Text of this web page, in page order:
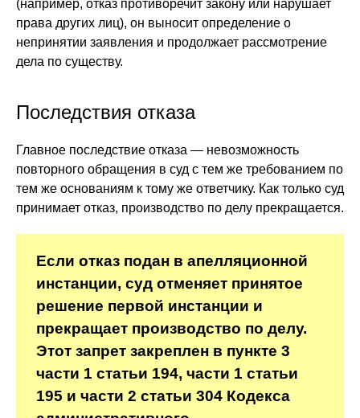
(например, отказ противоречит закону или нарушает
права других лиц), он выносит определение о
непринятии заявления и продолжает рассмотрение
дела по существу.
Последствия отказа
Главное последствие отказа — невозможность
повторного обращения в суд с тем же требованием по
тем же основаниям к тому же ответчику. Как только суд
принимает отказ, производство по делу прекращается.
Если отказ подан в апелляционной
инстанции, суд отменяет принятое
решение первой инстанции и
прекращает производство по делу.
Этот запрет закреплен в пункте 3
части 1 статьи 194, части 1 статьи
195 и части 2 статьи 304 Кодекса